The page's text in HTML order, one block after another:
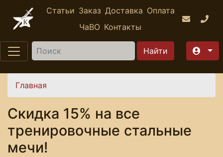
Перейти к основному содержанию
Статьи Заказ Доставка Оплата
ЧаВО Контакты
Найти
Вы здесь
Главная
Скидка 15% на все
тренировочные стальные
мечи!